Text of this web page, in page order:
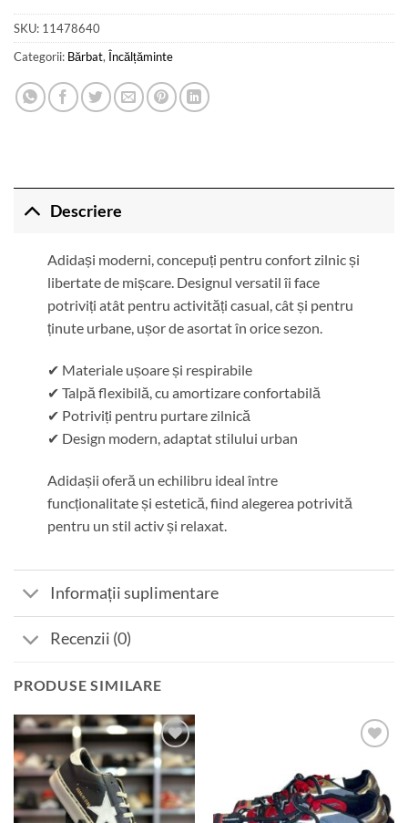
SKU: 11478640
Categorii: Bărbat, Încălțăminte
Descriere
Adidași moderni, concepuți pentru confort zilnic și
libertate de mișcare. Designul versatil îi face
potriviți atât pentru activități casual, cât și pentru
ținute urbane, ușor de asortat în orice sezon.
✔ Materiale ușoare și respirabile
✔ Talpă flexibilă, cu amortizare confortabilă
✔ Potriviți pentru purtare zilnică
✔ Design modern, adaptat stilului urban
Adidașii oferă un echilibru ideal între
funcționalitate și estetică, fiind alegerea potrivită
pentru un stil activ și relaxat.
Informații suplimentare
Recenzii (0)
PRODUSE SIMILARE
Add to
wishlist
wishlist